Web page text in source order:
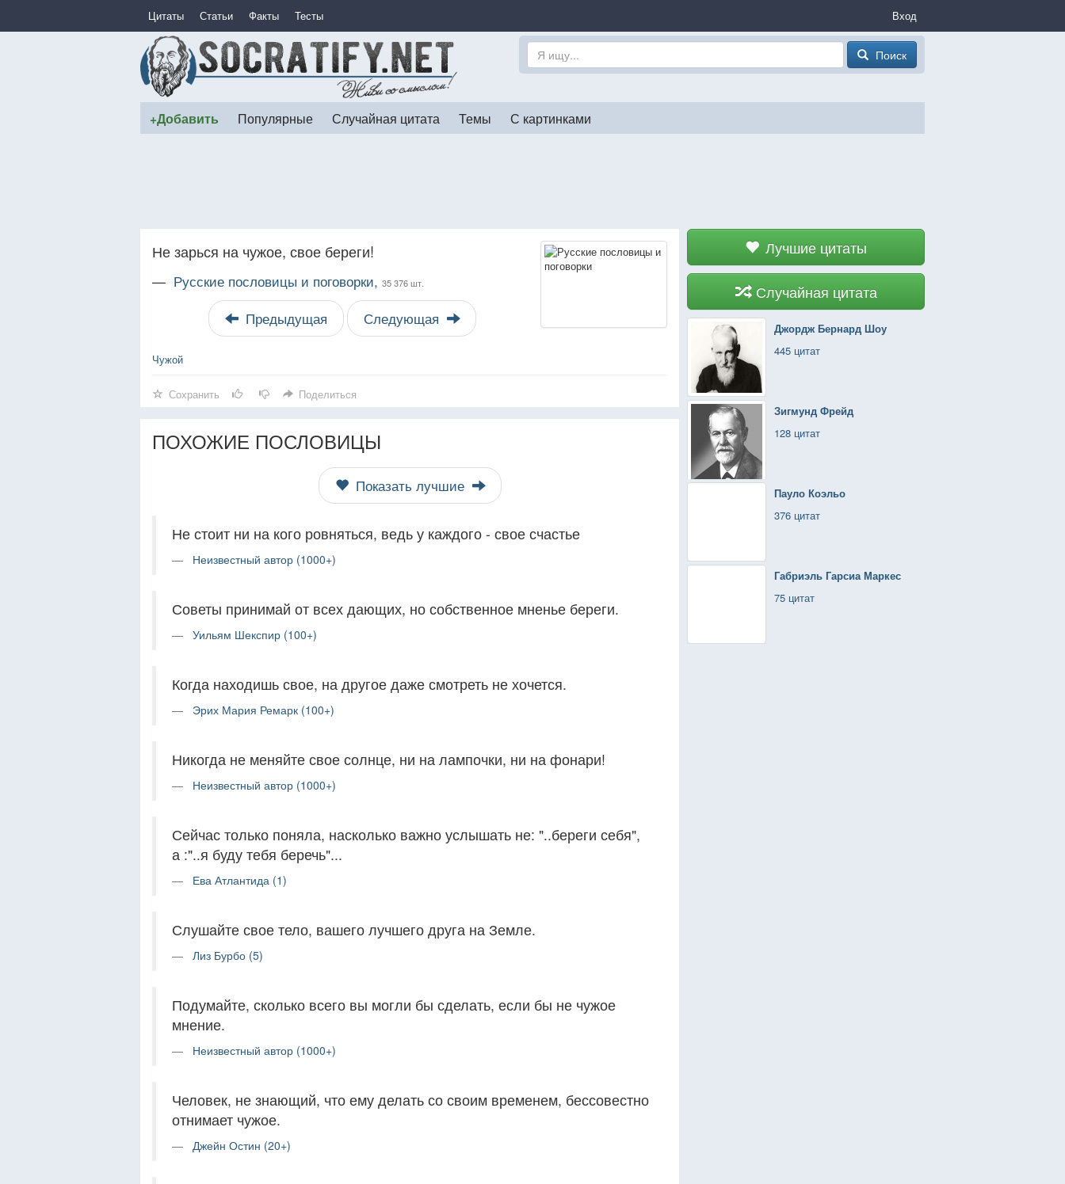
Цитаты Статьи Факты Тесты Вход
Поиск
+Добавить Популярные Случайная цитата Темы С картинками
Лучшие цитаты
Случайная цитата
Джордж Бернард Шоу
445 цитат
Зигмунд Фрейд
128 цитат
Пауло Коэльо
376 цитат
Габриэль Гарсиа Маркес
75 цитат
Не зарься на чужое, свое береги!
— Русские пословицы и поговорки, 35 376 шт.
Предыдущая Следующая
Чужой
Сохранить Поделиться
ПОХОЖИЕ ПОСЛОВИЦЫ
Показать лучшие
Не стоит ни на кого ровняться, ведь у каждого - свое счастье
Неизвестный автор (1000+)
Советы принимай от всех дающих, но собственное мненье береги.
Уильям Шекспир (100+)
Когда находишь свое, на другое даже смотреть не хочется.
Эрих Мария Ремарк (100+)
Никогда не меняйте свое солнце, ни на лампочки, ни на фонари!
Неизвестный автор (1000+)
Сейчас только поняла, насколько важно услышать не: "..береги себя",
а :"..я буду тебя беречь"...
Ева Атлантида (1)
Слушайте свое тело, вашего лучшего друга на Земле.
Лиз Бурбо (5)
Подумайте, сколько всего вы могли бы сделать, если бы не чужое
мнение.
Неизвестный автор (1000+)
Человек, не знающий, что ему делать со своим временем, бессовестно
отнимает чужое.
Джейн Остин (20+)